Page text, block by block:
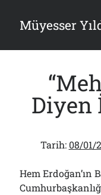
Müyesser
Yan
Menü
15 Temmuz Soruları…
03/08/2026
Diyen
Tarih: 08/01/
Hem Erdoğan’ın